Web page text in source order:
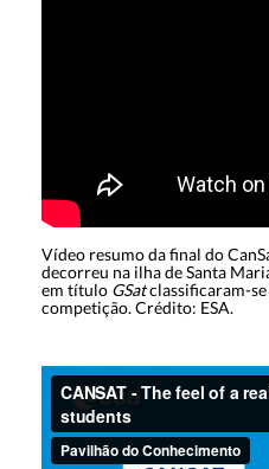
Vídeo resumo da final do
decorreu na ilha de Santa
em título GSatclassificaram-se
competição. Crédito: ESA.